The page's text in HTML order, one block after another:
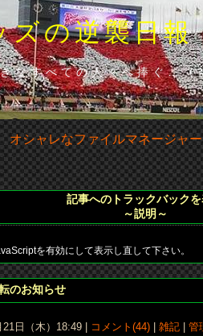
ズの逆襲日報
なすべての人々へ捧ぐ…（
オシャレなファイルマネージャ
86分･山田（浦）◆山田の
記事へのトラックバック
～説明～
を有効にして表示し直して下さい。
のお知らせ
21日（木）18:49 | コメント(44) 雑記 管